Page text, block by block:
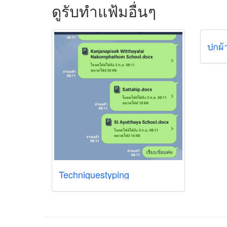
ดูรับทำแฟ้มอื่นๆ
Techniquestyping
ปกผ้